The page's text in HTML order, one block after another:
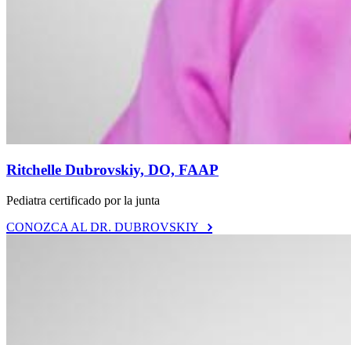
Ritchelle Dubrovskiy, DO, FAAP
Pediatra certificado por la junta
CONOZCA AL DR. DUBROVSKIY